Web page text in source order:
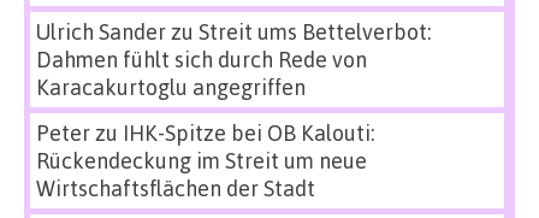
Ulrich Sanderzu Streit ums Bettelverbot:
Dahmen fühlt sich durch Rede von
Karacakurtoglu angegriffen
Peterzu IHK-Spitze bei OB Kalouti:
Rückendeckung im Streit um neue
Wirtschaftsflächen der Stadt